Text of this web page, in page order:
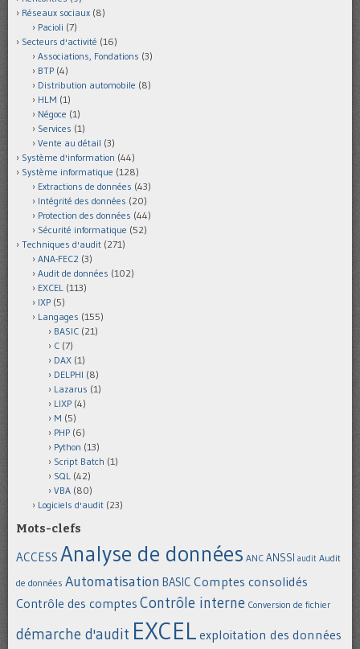
Réseaux sociaux (8)
Pacioli (7)
Secteurs d'activité (16)
Associations, Fondations (3)
BTP (4)
Distribution automobile (8)
HLM (1)
Négoce (1)
Services (1)
Vente au détail (3)
Système d'information (44)
Système informatique (128)
Extractions de données (43)
Intégrité des données (20)
Protection des données (44)
Sécurité informatique (52)
Techniques d'audit (271)
ANA-FEC2 (3)
Audit de données (102)
EXCEL (113)
IXP (5)
Langages (155)
BASIC (21)
C (7)
DAX (1)
DELPHI (8)
Lazarus (1)
LIXP (4)
M (5)
PHP (6)
Python (13)
Script Batch (1)
SQL (42)
VBA (80)
Logiciels d'audit (23)
Mots-clefs
ACCESS Analyse de données ANC ANSSI audit Audit
de données Automatisation BASIC Comptes consolidés
Contrôle des comptes Contrôle interne Conversion de fichier
démarche d'audit EXCEL exploitation des données